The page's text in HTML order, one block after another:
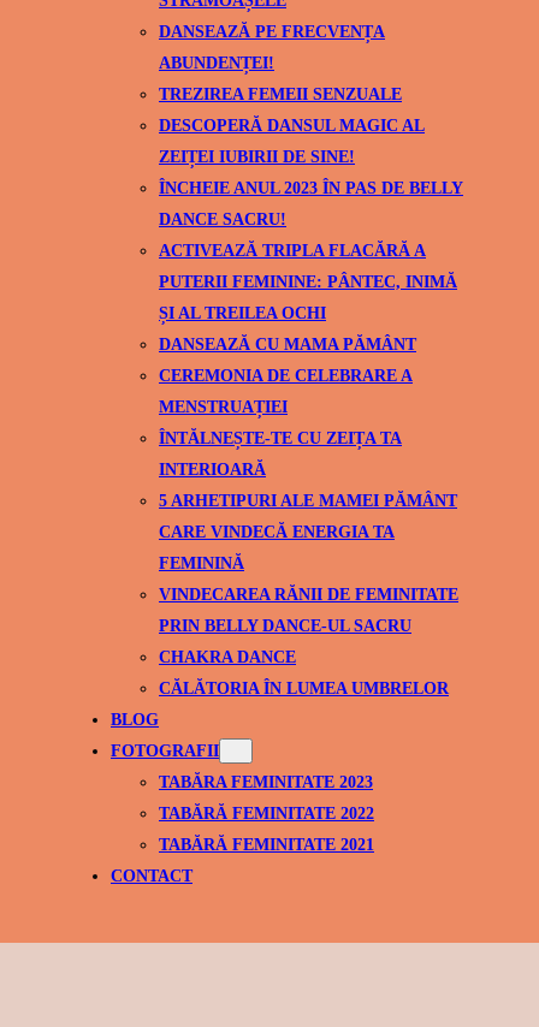
DANSEAZĂ PE FRECVENȚA
ABUNDENȚEI!
TREZIREA FEMEII SENZUALE
DESCOPERĂ DANSUL MAGIC AL
ZEIȚEI IUBIRII DE SINE!
ÎNCHEIE ANUL 2023 ÎN PAS DE BELLY
DANCE SACRU!
ACTIVEAZĂ TRIPLA FLACĂRĂ A
PUTERII FEMININE: PÂNTEC, INIMĂ
ȘI AL TREILEA OCHI
DANSEAZĂ CU MAMA PĂMÂNT
CEREMONIA DE CELEBRARE A
MENSTRUAȚIEI
ÎNTĂLNEȘTE-TE CU ZEIȚA TA
INTERIOARĂ
5 ARHETIPURI ALE MAMEI PĂMÂNT
CARE VINDECĂ ENERGIA TA
FEMININĂ
VINDECAREA RĂNII DE FEMINITATE
PRIN BELLY DANCE-UL SACRU
CHAKRA DANCE
CĂLĂTORIA ÎN LUMEA UMBRELOR
BLOG
FOTOGRAFII
TABĂRA FEMINITATE 2023
TABĂRĂ FEMINITATE 2022
TABĂRĂ FEMINITATE 2021
CONTACT